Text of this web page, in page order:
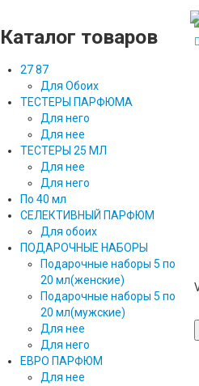
Каталог товаров
27 87
Для Обоих
ТЕСТЕРЫ ПАРФЮМА
Для него
Для нее
ТЕСТЕРЫ 25 МЛ
Для нее
Для него
По 40 мл
СЕЛЕКТИВНЫЙ ПАРФЮМ
Для обоих
ПОДАРОЧНЫЕ НАБОРЫ
Подарочные наборы 5 по
20 мл(женские)
Подарочные наборы 5 по
20 мл(мужские)
Для нее
Для него
ЕВРО ПАРФЮМ
Для нее